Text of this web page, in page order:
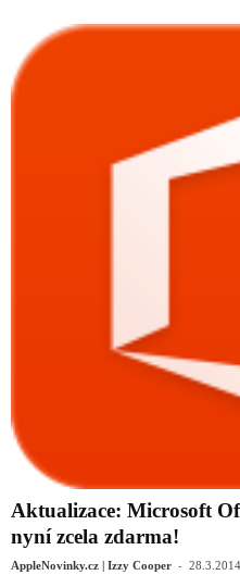
Aktualizace: Microsoft
nyní zcela zdarma!
AppleNovinky.cz | Izzy Cooper - 28.3.2014